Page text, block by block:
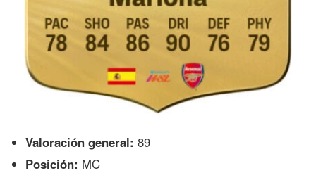
Valoración general: 89
Posición: MC